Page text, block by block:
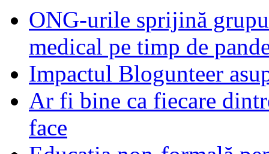
ONG-urile sprijină
medical pe timp de
Impactul Blogunteer
Ar fi bine ca fiecare
face